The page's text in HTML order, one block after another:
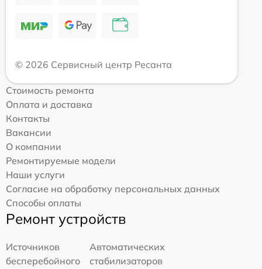
© 2026 Сервисный центр Ресанта
Стоимость ремонта
Оплата и доставка
Контакты
Вакансии
О компании
Ремонтируемые модели
Наши услуги
Согласие на обработку персональных данных
Способы оплаты
Ремонт устройств
Источников
бесперебойного
Автоматических
стабилизаторов